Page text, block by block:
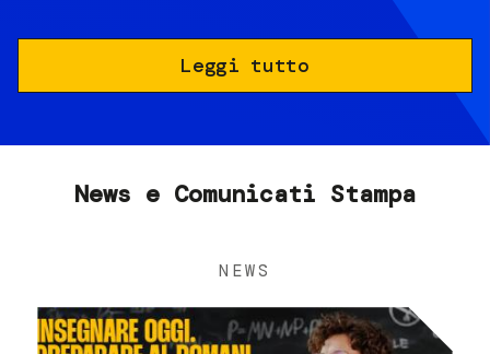
Leggi tutto
News e Comunicati Stampa
NEWS